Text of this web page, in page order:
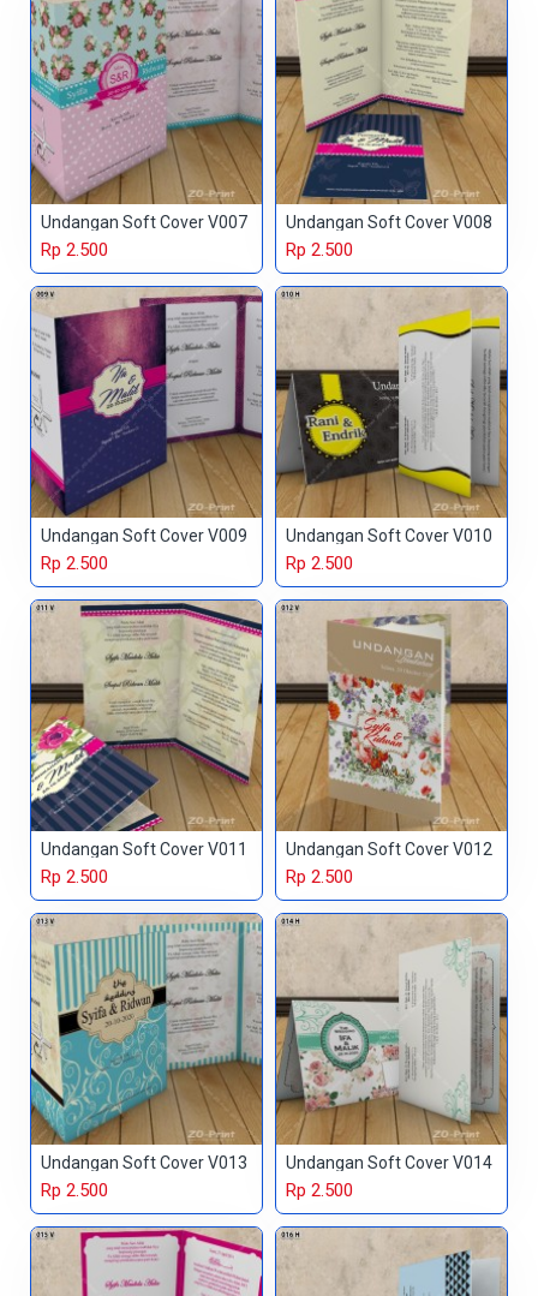
Undangan Soft Cover V007
Rp 2.500
Undangan Soft Cover V008
Rp 2.500
Undangan Soft Cover V009
Rp 2.500
Undangan Soft Cover V010
Rp 2.500
Undangan Soft Cover V011
Rp 2.500
Undangan Soft Cover V012
Rp 2.500
Undangan Soft Cover V013
Rp 2.500
Undangan Soft Cover V014
Rp 2.500